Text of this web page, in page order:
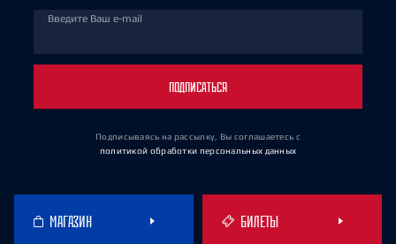
Введите Ваш e-mail
ПОДПИСАТЬСЯ
Подписываясь на рассылку, Вы соглашаетесь с
политикой обработки персональных данных
МАГАЗИН БИЛЕТЫ